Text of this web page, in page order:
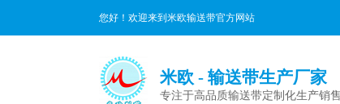
您好！欢迎来到米欧输送带官方网站
米欧 - 输送带生产厂家
专注于高品质输送带定制化生产销售